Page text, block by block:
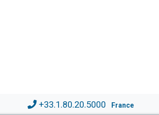
+33.1.80.20.5000 France